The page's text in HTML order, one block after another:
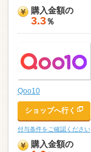
購入金額の
3.3％
Qoo10
ショップへ行く
付与条件をご確認ください
購入金額の